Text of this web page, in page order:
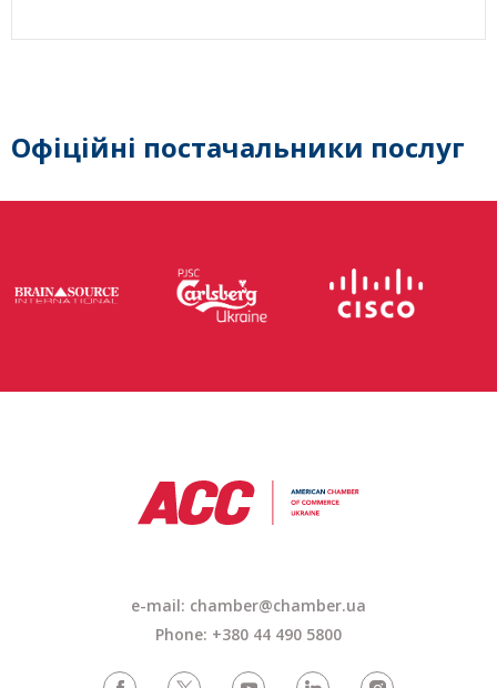
Офіційні постачальники послуг
e-mail: chamber@chamber.ua
Phone: +380 44 490 5800